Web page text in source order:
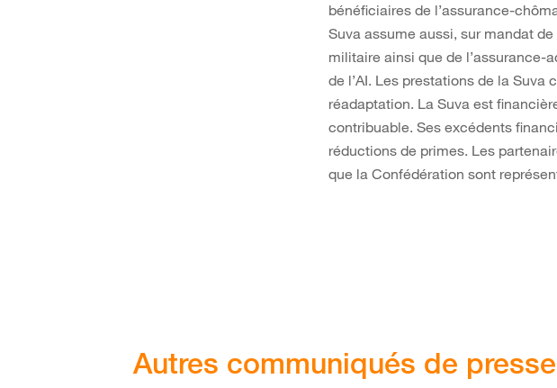
bénéficiaires de l’assurance-
Suva assume aussi, sur mandat
militaire ainsi que de l’assurance-
de l’AI. Les prestations de la Suva
réadaptation. La Suva est
contribuable. Ses excédents
réductions de primes. Les
que la Confédération sont
Autres communiqués de presse